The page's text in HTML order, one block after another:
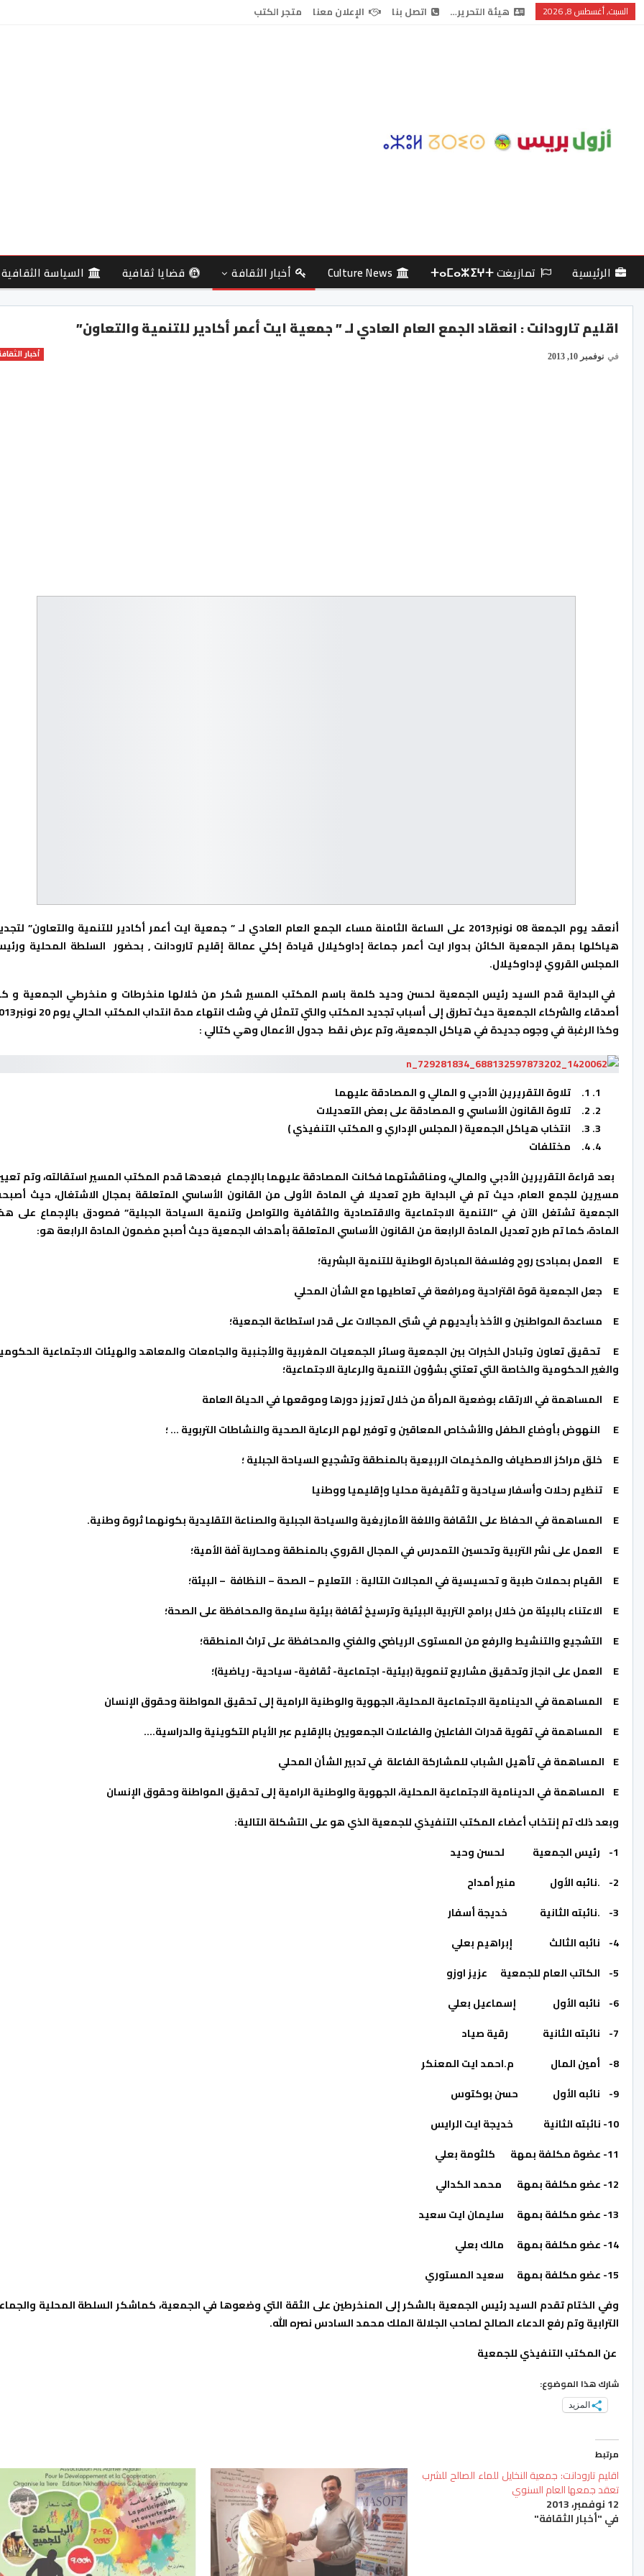
السبت, أغسطس 8, 2026 هيئة التحرير… اتصل بنا الإعلان معنا متجر الكتب
الرئيسية تمازيغت ⵜⴰⵎⴰⵣⵉⵖⵜ Culture News أخبار الثقافة قضايا ثقافية السياسة الثقافية
اقليم تارودانت : انعقاد الجمع العام العادي لـ ” جمعية ايت أعمر أكادير للتنمية والتعاون”
أخبار في نوفمبر 10, 2013
أنعقد يوم الجمعة على الساعة الثامنة مساء الجمع العام العادي لـ ” جمعية ايت أعمر أكادير للتنمية والتعاون”
هياكلها بمقر الجمعية الكائن بدوار ايت أعمر جماعة إداوكيلال قيادة إكلي عمالة إقليم تارودانت , بحضور السلطة المحلية
المجلس القروي لإداوكيلال.
في البداية قدم السيد رئيس الجمعية لحسن وحيد كلمة باسم المكتب المسير شكر من خلالها منخرطات و منخرطي الجمعية و
أصدقاء والشركاء الجمعية حيث تطرق إلى أسباب تجديد المكتب والتي تتمثل في وشك انتهاء مدة انتداب المكتب الحالي يوم
وكذا الرغبة في وجوه جديدة في هياكل الجمعية، وتم عرضنقط جدول الأعمال وهي كتالي :
1.
تلاوة التقريرين الأدبي و المالي و المصادقة عليهما
2.
تلاوة القانون الأساسي و المصادقة على بعض التعديلات
3.
انتخاب هياكل الجمعية ( المجلس الإداري و المكتب التنفيذي )
4.
مختلفات
بعد قراءة التقريرين الأدبي والمالي، ومناقشتهما فكانت المصادقة عليهما بالإجماع فبعدها قدم المكتب المسير استقالته، وتم
مسيرين للجمع العام، حيث تم في البداية طرح تعديلا في المادة الأولى من القانون الأساسي المتعلقة بمجال الاشتغال، حيث
الجمعية تشتغل الآن في “التنمية الاجتماعية والاقتصادية والثقافية والتواصل وتنمية السياحة الجبلية” فصودق بالإجماع على
المادة، كما تم طرح تعديل المادة الرابعة من القانون الأساسي المتعلقة بأهداف الجمعية حيث أصبح مضمون المادة الرابعة هو:
E
العمل بمبادئ روح وفلسفة المبادرة الوطنية للتنمية البشرية؛
E
جعل الجمعية قوة اقتراحية ومرافعة في تعاطيها مع الشأن المحلي
E
مساعدةالمواطنين و الأخذ بأيديهم في شتى المجالات على قدر استطاعة الجمعية؛
E
تحقيق تعاون وتبادل الخبرات بين الجمعية وسائر الجمعيات المغربية والأجنبية والجامعات والمعاهد والهيئات الاجتماعية
والغير الحكومية والخاصة التي تعتني بشؤون التنميةوالرعاية الاجتماعية؛
E
المساهمة في الارتقاء بوضعية المرأة من خلال تعزيز دورها وموقعها في الحياة العامة
E
النهوضبأوضاع الطفل والأشخاصالمعاقين و توفير لهم الرعاية الصحيةوالنشاطات التربوية … ؛
E
خلق مراكز الاصطياف والمخيمات الربيعية بالمنطقة وتشجيع السياحة الجبلية ؛
E
تنظيم رحلات وأسفار سياحية و تثقيفية محليا وإقليميا ووطنيا
E
المساهمة في الحفاظ على الثقافة واللغة الأمازيغية والسياحة الجبلية والصناعة التقليدية بكونهما ثروة وطنية.
E
العمل على نشر التربية وتحسين التمدرس في المجال القرويبالمنطقة ومحاربة آفة الأمية؛
E
القيام بحملات طبية وتحسيسية في المجالات التالية : التعليم – الصحة – النظافة – البيئة؛
E
الاعتناء بالبيئة من خلال برامج التربية البيئية وترسيخ ثقافة بيئية سليمةوالمحافظة على الصحة؛
E
التشجيع والتنشيطوالرفع من المستوى الرياضي والفني والمحافظة على تراث المنطقة؛
E
العمل على انجاز وتحقيق مشاريع تنموية (بيئية- اجتماعية- ثقافية- سياحية- رياضية)؛
E
المساهمة في الدينامية الاجتماعية المحلية، الجهوية والوطنية الرامية إلى تحقيق المواطنة وحقوق الإنسان
E
المساهمة في تقوية قدرات الفاعلين والفاعلات الجمعويين بالإقليم عبر الأيام التكوينية والدراسية….
E المساهمة في تأهيل الشباب للمشاركة الفاعلة في تدبير الشأن المحلي
E المساهمة في الدينامية الاجتماعية المحلية، الجهوية والوطنية الرامية إلى تحقيق المواطنة وحقوق الإنسان
وبعد ذلك تم إنتخاب أعضاء المكتب التنفيذي للجمعية الذي هو على التشكلة التالية:
1-
رئيس الجمعية لحسن وحيد
2-
.نائبه الأول منير أمداح
3-
.نائبته الثانية خديجة أسفار
4-
نائبه الثالث إبراهيم بعلي
5-
الكاتب العام للجمعية عزيز اوزو
6-
نائبه الأول إسماعيل بعلي
7-
نائبته الثانية رقية صياد
8-
أمين المال م.احمد ايت المعنكر
9-
نائبه الأول حسن بوكتوس
10- نائبته الثانية خديجة ايت الرايس
11- عضوة مكلفة بمهة كلثومة بعلي
12- عضو مكلفة بمهة محمد الكدالي
13- عضو مكلفة بمهة سليمان ايت سعيد
14- عضو مكلفة بمهة مالك بعلي
15- عضو مكلفة بمهة سعيد المستوري
وفي الختام تقدم السيد رئيس الجمعية بالشكر إلى المنخرطين على الثقة التي وضعوها في الجمعية، كماشكر السلطة المحلية
الترابية وتم رفع الدعاء الصالح لصاحب الجلالة الملك محمد السادس نصره الله.
عن المكتب التنفيذي للجمعية
شارك هذا الموضوع:
المزيد
مرتبط
اقليم تارودانت: جمعية النخايل للماء الصالح للشرب
تعقد جمعها العام السنوي
12 نوفمبر، 2013
في "أخبار الثقافة"